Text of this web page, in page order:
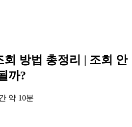
방법 총정리 | 조회 안
까?
약 10분